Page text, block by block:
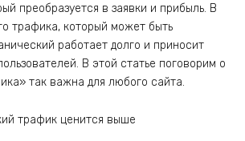
преобразуется в заявки и прибыль. В
трафика, который может быть
работает долго и приносит
В этой статье поговорим о
так важна для любого сайта.
трафик ценится выше